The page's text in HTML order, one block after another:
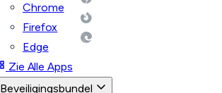
Chrome
Firefox
Edge
Zie Alle Apps
Beveiligingsbundel